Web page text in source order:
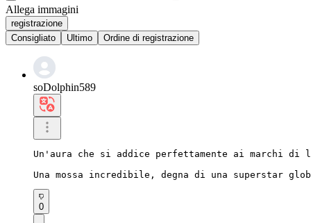
Allega immagini
registrazione
Consigliato
Ultimo Ordine di registrazione
soDolphin589
Un'aura che si addice perfettamente ai marchi di
Una mossa incredibile, degna di una superstar
0